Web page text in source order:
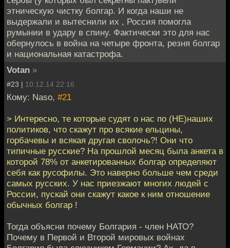
этническую чистку болгар. И когда наши не
выдержали и вытеснили их , Россия помогла
румынии в удару в спину. Фактически это для нас
обернулось в война на четыре фронта, резня болгар
и национальная катастрофа.
Votan »
#23 | 10.12.14 22:16
Кому: Naso, #21
> Интересно, те которые судят о нас по (НЕ)наших
политиков, что скажут про всякие ельцины,
горбачевы и всякая другая сволочь?! Они что
типичные русские? На прошлой месяц была анкета в
которой 78% от анкетированных болгар определяют
себя как русофилы. Это наверно больше чем среди
самых русских. У нас приезжают многих людей с
России, пускай они скажут какое к ним отношение
обычных болгар !
Тогда объясни почему Болгария - член НАТО?
Почему в Первой и Второй мировых войнах